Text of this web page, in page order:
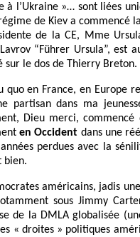
à l’Ukraine »… sont liées
de Kiev a commencé
de la CE, Mme
“Führer Ursula”, est
sur le dos de Thierry Breton.
quo en France, en Europe
partisan dans ma
Dieu merci,
en Occident dans une
perdues avec la
bien.
américains, jadis
sous Jimmy
de la DMLA globalisée
« droites » politiques